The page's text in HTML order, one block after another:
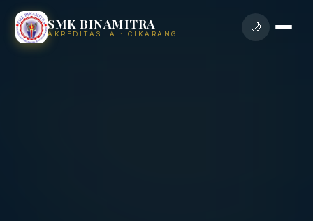
SMK BINAMITRA
AKREDITASI A · CIKARANG
🌙